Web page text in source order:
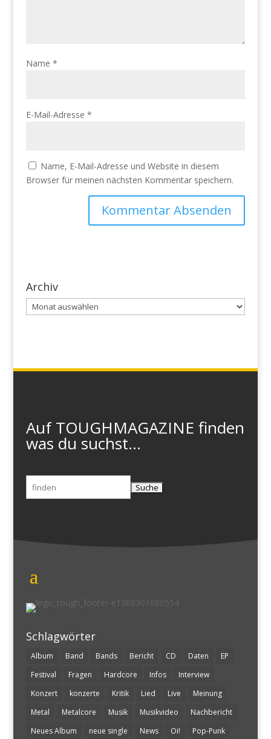
Name *
E-Mail-Adresse *
Name, E-Mail-Adresse und Website in diesem
Browser für meinen nächsten Kommentar speichern.
Archiv
Archiv
Auf TOUGHMAGAZINE finden
was du suchst...
Suchen
nach:
Schlagwörter
Album Band Bands Bericht CD Daten
EP
Festival
Fragen Hardcore Infos
Interview
Konzert
konzerte Kritik Lied Live
Meinung
Metal
Metalcore Musik Musikvideo
Nachbericht
Neues Album
neue single News Oi! Pop-Punk